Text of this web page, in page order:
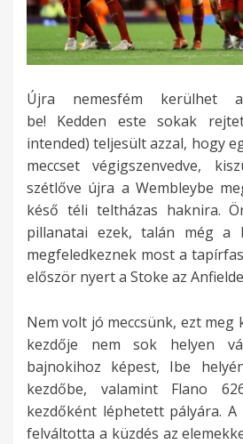
Újra nemesfém kerülhet
be! Kedden este sokak
intended) teljesült azzal, hogy
meccset végigszenvedve,
szétlőve újra a Wembleybe
késő téli teltházas haknira.
pillanatai ezek, talán még a
megfeledkeznek most a
először nyert a Stoke az
Nem volt jó meccsünk, ezt meg
kezdője nem sok helyen
bajnokihoz képest, Ibe
kezdőbe, valamint Flano
kezdőként léphetett pályára. A
felváltotta a küzdés az